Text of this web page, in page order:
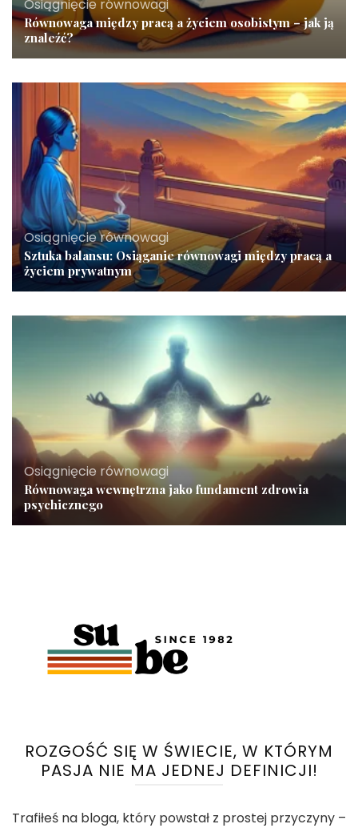
Osiągnięcie równowagi
Równowaga między pracą a życiem osobistym – jak ją
znaleźć?
Osiągnięcie równowagi
Sztuka balansu: Osiąganie równowagi między pracą a
życiem prywatnym
Osiągnięcie równowagi
Równowaga wewnętrzna jako fundament zdrowia
psychicznego
ROZGOŚĆ SIĘ W ŚWIECIE, W KTÓRYM
PASJA NIE MA JEDNEJ DEFINICJI!
Trafiłeś na bloga, który powstał z prostej przyczyny –